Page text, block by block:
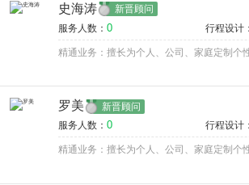
史海涛 新晋顾问
服务人数： 0 行程设计：
精通业务：擅长为个人、公司、家庭定制个
罗美 新晋顾问
服务人数： 0 行程设计：
精通业务：擅长为个人、公司、家庭定制个